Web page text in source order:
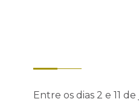
Entre os dias 2 e 11